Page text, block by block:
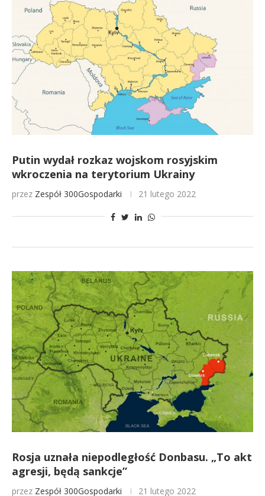
Putin wydał rozkaz wojskom rosyjskim
wkroczenia na terytorium Ukrainy
przez Zespół 300Gospodarki 21 lutego 2022
Rosja uznała niepodległość Donbasu. „To akt
agresji, będą sankcje”
przez Zespół 300Gospodarki 21 lutego 2022